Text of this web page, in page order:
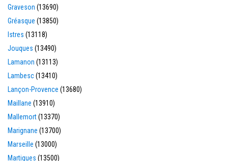
Graveson (13690)
Gréasque (13850)
Istres (13118)
Jouques (13490)
Lamanon (13113)
Lambesc(13410)
Lançon-Provence (13680)
Maillane (13910)
Mallemort(13370)
Marignane (13700)
Marseille (13000)
Martigues (13500)